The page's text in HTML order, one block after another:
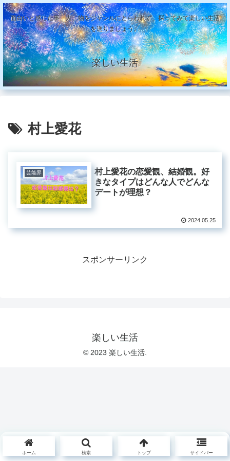
面白いと感じた事、人、物をジャンルにとらわれず、探ってみて楽しい生活
を送りましょう。
楽しい生活
村上愛花
芸能界
村上愛花の恋愛観、結婚観。好
きなタイプはどんな人でどんな
デートが理想？
2024.05.25
スポンサーリンク
楽しい生活
© 2023 楽しい生活.
ホーム 検索 トップ サイドバー